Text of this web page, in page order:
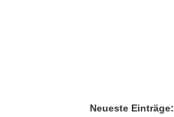
Neueste Einträge: